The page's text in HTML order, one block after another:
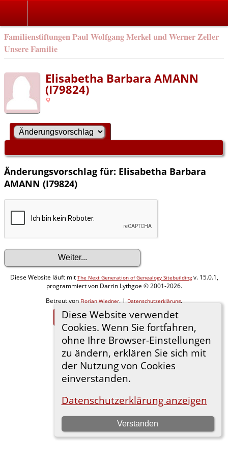
Familienstiftungen Paul Wolfgang Merkel und Werner Zeller
Unsere Familie
Diese Website verwendet
Cookies. Wenn Sie fortfahren,
ohne Ihre Browser-Einstellungen
zu ändern, erklären Sie sich mit
der Nutzung von Cookies
einverstanden.
Datenschutzerklärung anzeigen
Verstanden
Elisabetha Barbara AMANN
(I79824)
Änderungsvorschlag für: Elisabetha Barbara
AMANN (I79824)
Diese Website läuft mit The Next Generation of Genealogy Sitebuildingv. 15.0.1,
programmiert von Darrin Lythgoe © 2001-2026.
Betreut vonFlorian Wiedner. |Datenschutzerklärung.
Zur Desktop-Webseite wechseln